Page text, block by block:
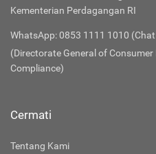
Kementerian Perdagangan RI
WhatsApp: 0853 1111 1010
(Directorate General of
Compliance)
Cermati
Tentang Kami